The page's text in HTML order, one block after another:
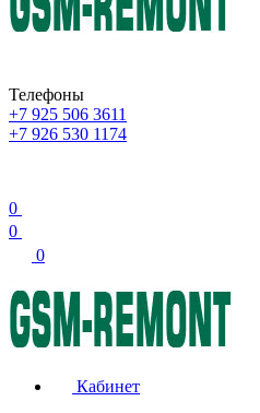
Телефоны
+7 925 506 3611
+7 926 530 1174
0
0
0
Кабинет